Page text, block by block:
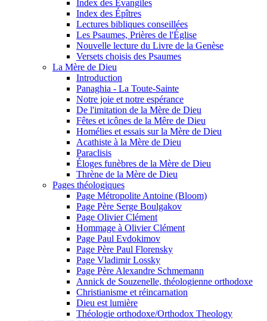
Index des Évangiles
Index des Épîtres
Lectures bibliques conseillées
Les Psaumes, Prières de l'Église
Nouvelle lecture du Livre de la Genèse
Versets choisis des Psaumes
La Mère de Dieu
Introduction
Panaghia - La Toute-Sainte
Notre joie et notre espérance
De l'imitation de la Mère de Dieu
Fêtes et icônes de la Mêre de Dieu
Homélies et essais sur la Mère de Dieu
Acathiste à la Mère de Dieu
Paraclisis
Éloges funèbres de la Mère de Dieu
Thrène de la Mère de Dieu
Pages théologiques
Page Métropolite Antoine (Bloom)
Page Père Serge Boulgakov
Page Olivier Clément
Hommage à Olivier Clément
Page Paul Evdokimov
Page Père Paul Florensky
Page Vladimir Lossky
Page Père Alexandre Schmemann
Annick de Souzenelle, théologienne orthodoxe
Christianisme et réincarnation
Dieu est lumière
Théologie orthodoxe/Orthodox Theology